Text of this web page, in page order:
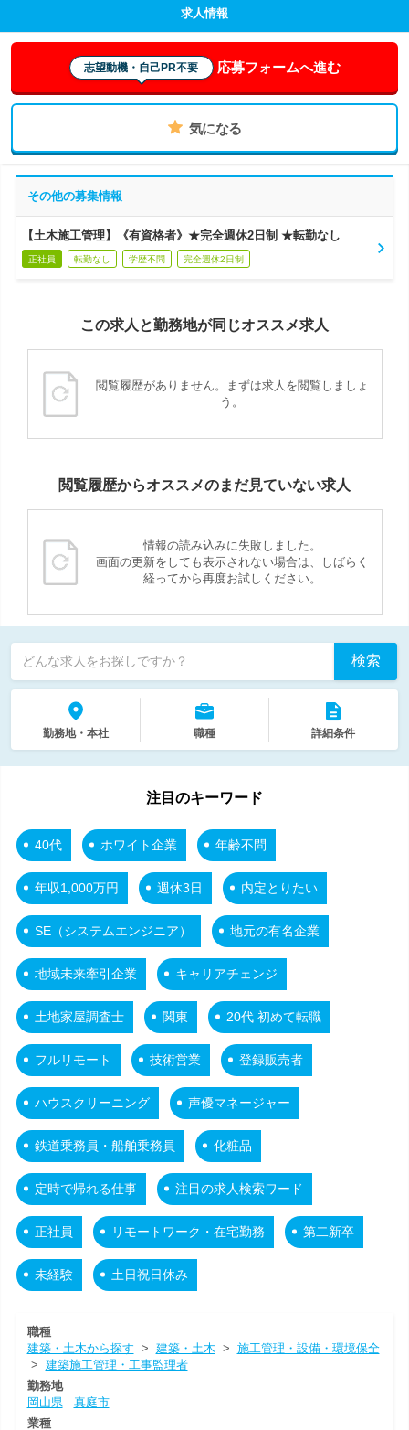
求人情報
志望動機・自己PR不要 応募フォームへ進む
気になる
その他の募集情報
【土木施工管理】《有資格者》★完全週休2日制 ★転勤なし
正社員 転勤なし 学歴不問 完全週休2日制
この求人と勤務地が同じオススメ求人
閲覧履歴がありません。まずは求人を閲覧しましょ
う。
閲覧履歴からオススメのまだ見ていない求人
情報の読み込みに失敗しました。
画面の更新をしても表示されない場合は、しばらく
経ってから再度お試しください。
どんな求人をお探しですか？ 検索
勤務地・本社 職種 詳細条件
注目のキーワード
40代 ホワイト企業 年齢不問
年収1,000万円 週休3日 内定とりたい
SE（システムエンジニア） 地元の有名企業
地域未来牽引企業 キャリアチェンジ
土地家屋調査士 関東 20代 初めて転職
フルリモート 技術営業 登録販売者
ハウスクリーニング 声優マネージャー
鉄道乗務員・船舶乗務員 化粧品
定時で帰れる仕事 注目の求人検索ワード
正社員 リモートワーク・在宅勤務 第二新卒
未経験 土日祝日休み
職種
建築・土木から探す > 建築・土木 > 施工管理・設備・環境保全
> 建築施工管理・工事監理者
勤務地
岡山県
真庭市
業種